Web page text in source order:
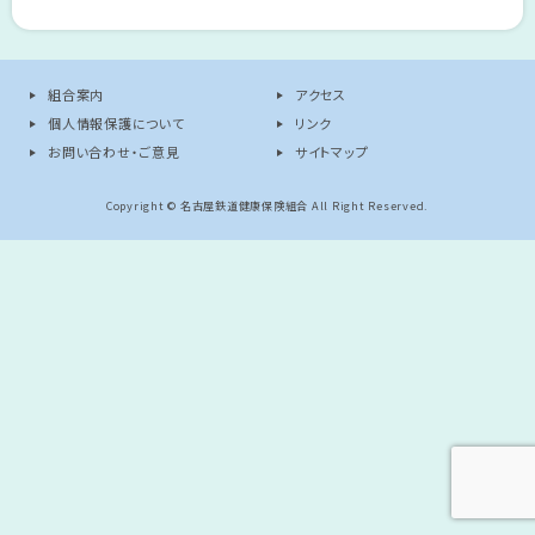
組合案内
アクセス
個人情報保護について
リンク
お問い合わせ・ご意見
サイトマップ
Copyright © 名古屋鉄道健康保険組合 All Right Reserved.